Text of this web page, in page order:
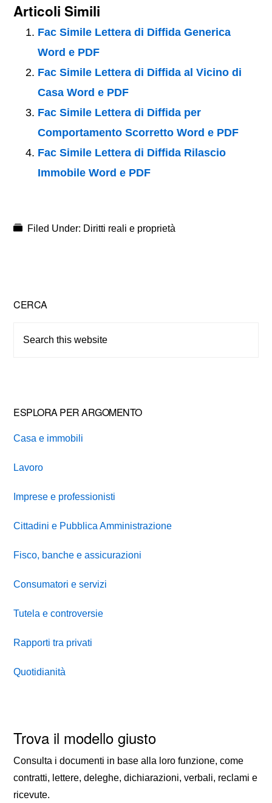
Articoli Simili
Fac Simile Lettera di Diffida Generica
Word e PDF
Fac Simile Lettera di Diffida al Vicino di
Casa Word e PDF
Fac Simile Lettera di Diffida per
Comportamento Scorretto Word e PDF
Fac Simile Lettera di Diffida Rilascio
Immobile Word e PDF
Filed Under: Diritti reali e proprietà
Primary
Sidebar
CERCA
ESPLORA PER ARGOMENTO
Casa e immobili
Lavoro
Imprese e professionisti
Cittadini e Pubblica Amministrazione
Fisco, banche e assicurazioni
Consumatori e servizi
Tutela e controversie
Rapporti tra privati
Quotidianità
Trova il modello giusto
Consulta i documenti in base alla loro funzione, come
contratti, lettere, deleghe, dichiarazioni, verbali, reclami e
ricevute.